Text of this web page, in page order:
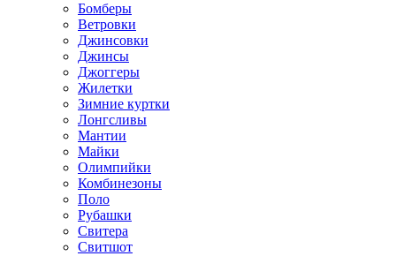
Бомберы
Ветровки
Джинсовки
Джинсы
Джоггеры
Жилетки
Зимние куртки
Лонгсливы
Мантии
Майки
Олимпийки
Комбинезоны
Поло
Рубашки
Свитера
Свитшот